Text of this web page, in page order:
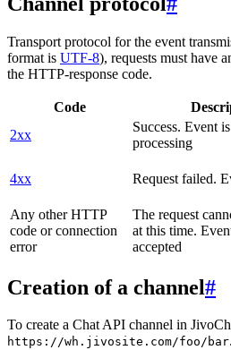
Transport protocol for the event
format is UTF-8), requests must have
the HTTP-response code.
Code
2xx
Success. Event
processing
4xx Request failed.
Any other HTTP
code or connection
error
The request
at this time.
accepted
Creation of a channel#
To create a Chat API channel in
https://wh.jivosite.com/foo/bar